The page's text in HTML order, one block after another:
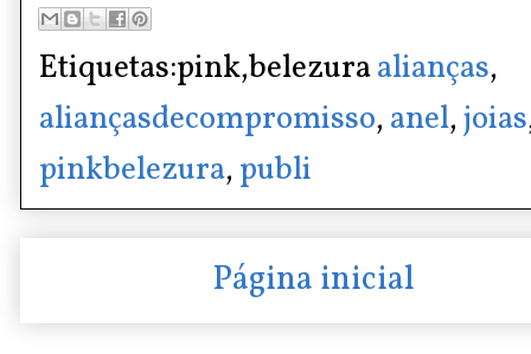
Etiquetas:pink,belezuraalianças,
aliançasdecompromisso, anel,joias
pinkbelezura, publi
Página inicial